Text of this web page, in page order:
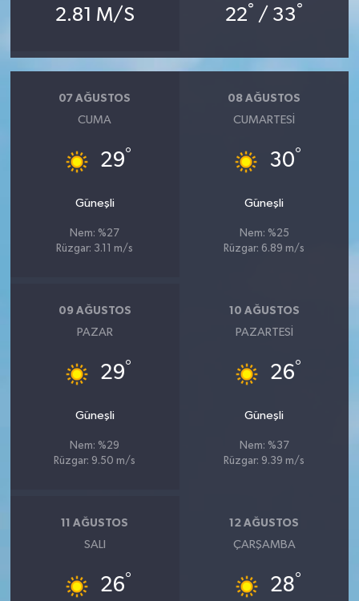
2.81 M/S 22° / 33°
07 AĞUSTOS
CUMA
29°
Güneşli
Nem: %27
Rüzgar: 3.11 m/s
08 AĞUSTOS
CUMARTESI
30°
Güneşli
Nem: %25
Rüzgar: 6.89 m/s
09 AĞUSTOS
PAZAR
29°
Güneşli
Nem: %29
Rüzgar: 9.50 m/s
10 AĞUSTOS
PAZARTESI
26°
Güneşli
Nem: %37
Rüzgar: 9.39 m/s
11 AĞUSTOS
SALI
26°
12 AĞUSTOS
ÇARŞAMBA
28°